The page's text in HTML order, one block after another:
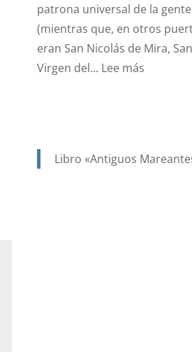
patrona universal de la
(mientras que, en otros
eran San Nicolás de Mira,
Virgen del... Lee más
Libro «Antiguos